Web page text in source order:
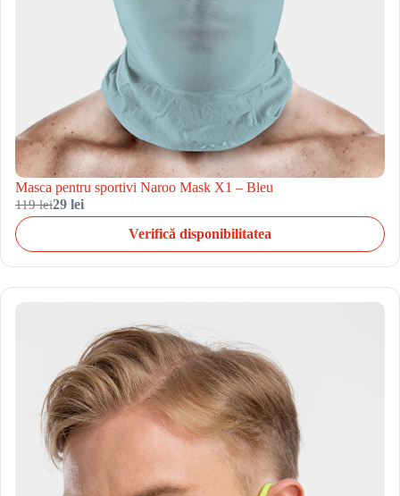
Masca pentru sportivi Naroo Mask X1 – Bleu
119 lei29 lei
Verifică disponibilitatea